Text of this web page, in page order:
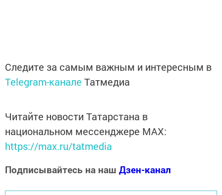
Следите за самым важным и интересным в
Telegram-канале Татмедиа
Читайте новости Татарстана в
национальном мессенджере MАХ:
https://max.ru/tatmedia
Подписывайтесь на наш Дзен-канал